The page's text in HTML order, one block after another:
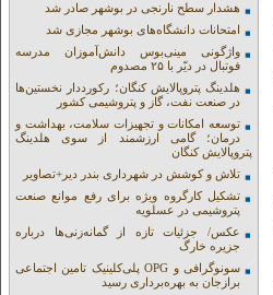
هشدار سطح نارنجی در بوشهر صادر شد
امتحانات دانشگاه‌های بوشهر مجازی شد
واژگونی مینی‌بوس دانش‌آموزان مدرسه
فوتبال در دیّر با ۲۵ مصدوم
هلدینگ پتروپالایش کنگان؛ رکورددار نخستین‌ها
در صنعت نفت، گاز و پتروشیمی کشور
توسعه امکانات و تجهیزات سلامت، بهداشت و
درمان؛ گامی ارزشمند از سوی هلدینگ
پتروپالایش کنگان
تلاش و کوشش در شهرداری بندر دیر+تصاویر
تشکیل کارگروه ویژه برای رفع موانع صنعت
پتروشیمی در عسلویه
عکس/ جزئیات تازه از گمانه‌زنی‌ها درباره
جزیره خارگ
سونوگرافی و OPG پلی‌کلینیک تامین اجتماعی
برازجان به بهره‌برداری رسید